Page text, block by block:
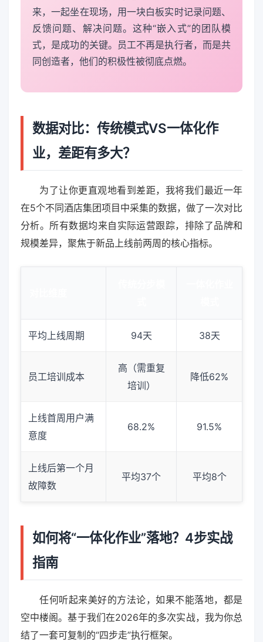
来，一起坐在现场，用一块白板实时记录问题、
反馈问题、解决问题。这种“嵌入式”的团队模
式，是成功的关键。员工不再是执行者，而是共
同创造者，他们的积极性被彻底点燃。
数据对比：传统模式VS一体化作
业，差距有多大？
为了让你更直观地看到差距，我将我们最近一年
在5个不同酒店集团项目中采集的数据，做了一次对比
分析。所有数据均来自实际运营跟踪，排除了品牌和
规模差异，聚焦于新品上线前两周的核心指标。
平均上线周期 94天 38天
员工培训成本
高（需重复
培训）
降低62%
上线首周用户满
意度
68.2% 91.5%
上线后第一个月
故障数
平均37个 平均8个
如何将“一体化作业”落地？4步实战
指南
任何听起来美好的方法论，如果不能落地，都是
空中楼阁。基于我们在2026年的多次实战，我为你总
结了一套可复制的“四步走”执行框架。